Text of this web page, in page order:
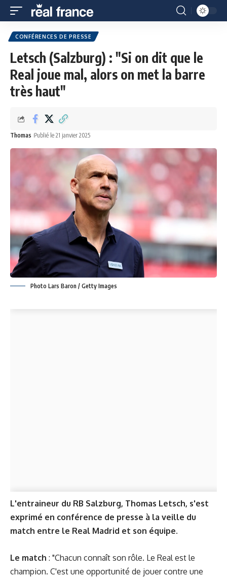
CONFÉRENCES DE PRESSE
Letsch (Salzburg) : "Si on dit que le
Real joue mal, alors on met la barre
très haut"
Thomas Publié le 21 janvier 2025
Photo Lars Baron / Getty Images
L'entraineur du RB Salzburg, Thomas Letsch, s'est
exprimé en conférence de presse à la veille du
match entre le Real Madrid et son équipe.
Le match : "Chacun connaît son rôle. Le Real est le
champion. C'est une opportunité de jouer contre une